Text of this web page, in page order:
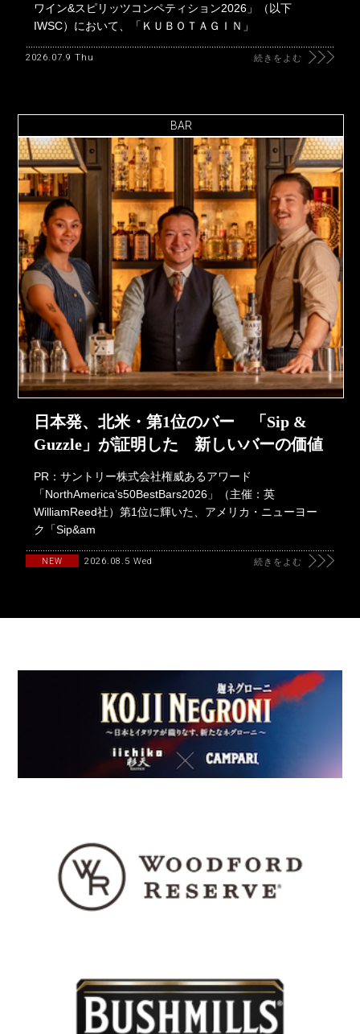
ワイン&スピリッツコンペティション2026」（以下
IWSC）において、「ＫＵＢＯＴＡＧＩＮ」
2026.07.9 Thu 続きをよむ
BAR
日本発、北米・第1位のバー 「Sip &
Guzzle」が証明した 新しいバーの価値
PR：サントリー株式会社権威あるアワード
「NorthAmerica’s50BestBars2026」（主催：英
WilliamReed社）第1位に輝いた、アメリカ・ニューヨー
ク「Sip&am
NEW 2026.08.5 Wed 続きをよむ